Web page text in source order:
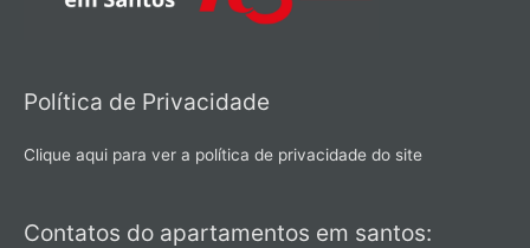
Política de Privacidade
Clique aqui para ver a política de privacidade do site
Contatos do apartamentos em santos: